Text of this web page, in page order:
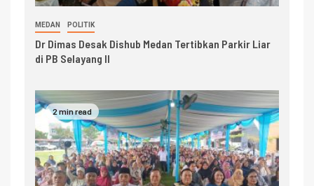
MEDAN POLITIK
Dr Dimas Desak Dishub Medan Tertibkan Parkir Liar
di PB Selayang II
2 min read